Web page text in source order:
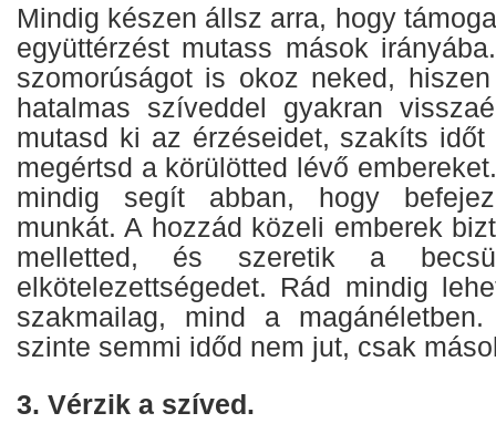
Mindig készen állsz arra, hogy
együttérzést mutass mások
szomorúságot is okoz neked,
hatalmas szíveddel gyakran
mutasd ki az érzéseidet, szakíts időt
megértsd a körülötted lévő
mindig segít abban, hogy
munkát. A hozzád közeli emberek
melletted, és szeretik a
elkötelezettségedet. Rád mindig
szakmailag, mind a
szinte semmi időd nem jut, csak
3. Vérzik a szíved.